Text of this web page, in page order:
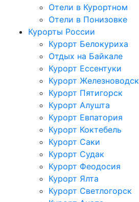
Отели в Курортном
Отели в Понизовке
Курорты России
Курорт Белокуриха
Отдых на Байкале
Курорт Ессентуки
Курорт Железноводск
Курорт Пятигорск
Курорт Алушта
Курорт Евпатория
Курорт Коктебель
Курорт Саки
Курорт Судак
Курорт Феодосия
Курорт Ялта
Курорт Светлогорск